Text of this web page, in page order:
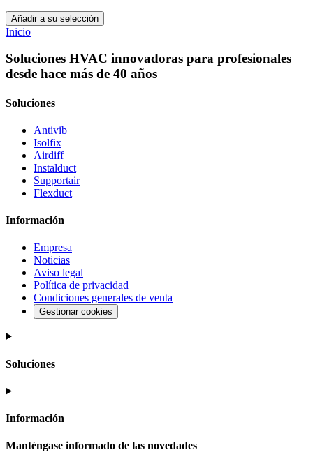
Añadir a su selección
Inicio
Soluciones HVAC innovadoras para profesionales
desde hace más de 40 años
Soluciones
Antivib
Isolfix
Airdiff
Instalduct
Supportair
Flexduct
Información
Empresa
Noticias
Aviso legal
Política de privacidad
Condiciones generales de venta
Gestionar cookies
Soluciones
Información
Manténgase informado de las novedades